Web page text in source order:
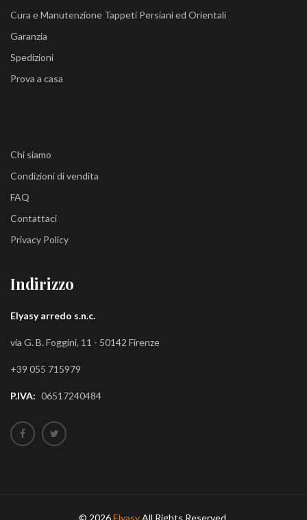
Cura e Manutenzione Tappeti Persiani ed Orientali
Garanzia
Spedizioni
Prova a casa
Chi siamo
Condizioni di vendita
FAQ
Contattaci
Privacy Policy
Indirizzo
Elyasy arredo s.n.c.
via G. B. Foggini, 11 - 50142 Firenze
+39 055 715979
P.IVA: 06517240484
© 2026Elyasy All Rights Reserved.